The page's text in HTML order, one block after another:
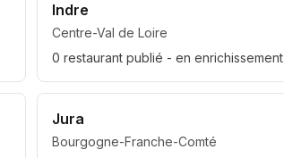
Indre
Centre-Val de Loire
0 restaurantpublié - en enrichissement
Jura
Bourgogne-Franche-Comté